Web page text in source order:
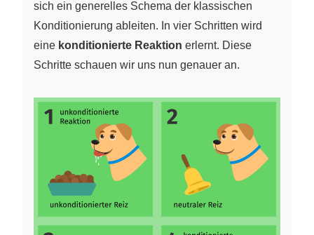
sich ein generelles Schema der klassischen
Konditionierung ableiten. In vier Schritten wird
eine konditionierte Reaktion erlernt. Diese
Schritte schauen wir uns nun genauer an.